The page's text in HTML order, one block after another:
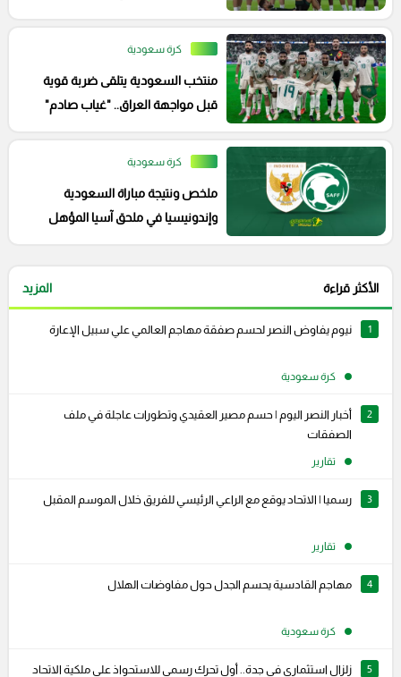
كرة سعودية
منتخب السعودية يتلقى ضربة قوية
قبل مواجهة العراق.. "غياب صادم"
كرة سعودية
ملخص ونتيجة مباراة السعودية
وإندونيسيا في ملحق آسيا المؤهل
الأكثر قراءة المزيد
1 نيوم يفاوض النصر لحسم صفقة مهاجم العالمي علي سبيل الإعارة
كرة سعودية
2
أخبار النصر اليوم | حسم مصير العقيدي وتطورات عاجلة في ملف
الصفقات
تقارير
3 رسميا | الاتحاد يوقع مع الراعي الرئيسي للفريق خلال الموسم المقبل
تقارير
4 مهاجم القادسية يحسم الجدل حول مفاوضات الهلال
كرة سعودية
5 زلزال استثماري في جدة.. أول تحرك رسمي للاستحواذ على ملكية الاتحاد